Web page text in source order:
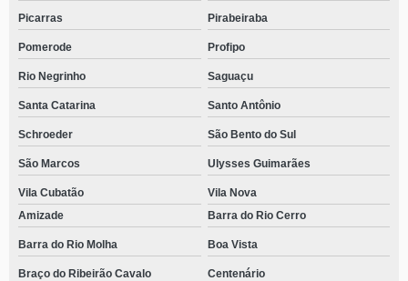
Picarras Pirabeiraba
Pomerode Profipo
Rio Negrinho Saguaçu
Santa Catarina Santo Antônio
Schroeder São Bento do Sul
São Marcos Ulysses Guimarães
Vila Cubatão
Vila Nova
Amizade
Barra do Rio Cerro
Barra do Rio Molha Boa Vista
Braço do Ribeirão Cavalo Centenário